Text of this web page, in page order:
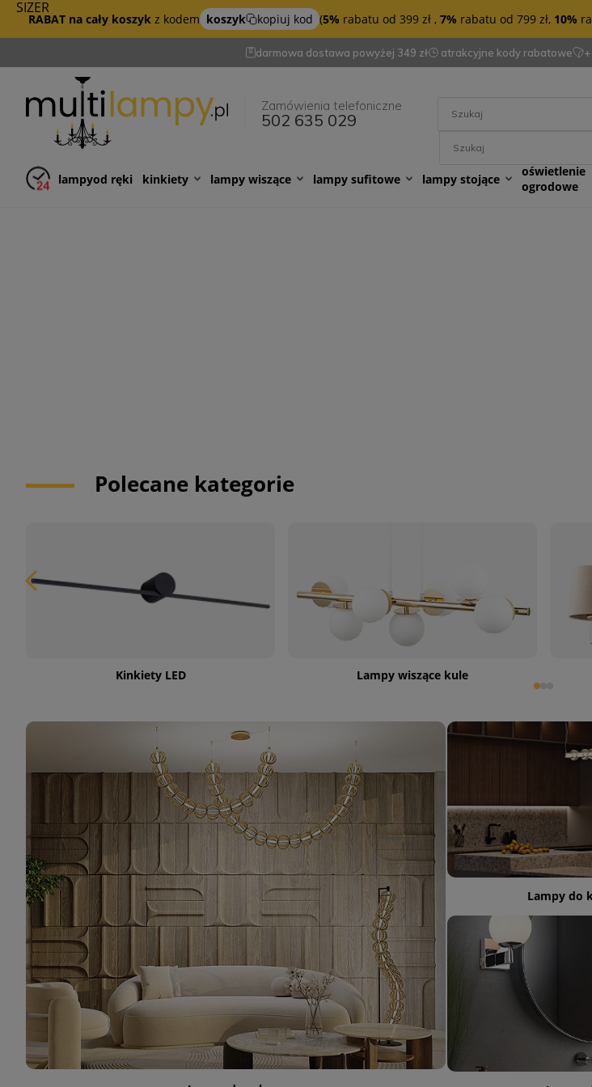
RABAT na cały koszyk z kodem koszyk kopiuj kod (5% rabatu od 399 zł , 7% rabatu od 799 zł, 10%
darmowa dostawa powyżej 349 zł atrakcyjne kody rabatowe
Zamówienia telefoniczne
502 635 029
lampyod ręki kinkiety lampy wiszące lampy sufitowe lampy stojące
oświetlenie
ogrodowe
Polecane kategorie
Kinkiety LED Lampy wiszące kule
Lampy do
SIZER